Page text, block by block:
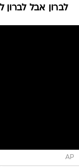
לברון אבל לברון
AP